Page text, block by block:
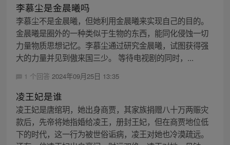
李慕尘是金晨曦吗
李慕尘不是金晨曦，但她利用金晨曦来实现自己的目的。
金晨曦是圈外的一种类似于生物的东西，能同化侵蚀一切
力量物质思想记忆。李慕尘通过研究金晨曦，试图获得强
大的力量并见到傲来国三少。 等待电视剧的同时，...
1 个回答 2024年09月25日 13:35
凌王妃是谁
凌王妃是唐绾玥，她出身商贾，其家族捐赠八十万两赈灾
款后，先帝将她指婚给凌王，册封王妃，但在商贾地位低
下的时代，这一行为被世俗诟病，凌王对她也冷漠疏远。